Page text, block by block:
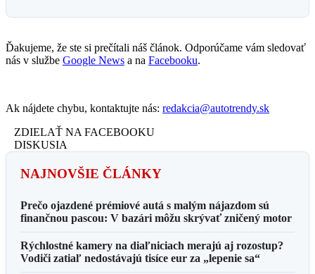
Ďakujeme, že ste si prečítali náš článok. Odporúčame vám sledovať
nás v službe Google News a na Facebooku.
Ak nájdete chybu, kontaktujte nás: redakcia@autotrendy.sk
ZDIELAŤ NA FACEBOOKU
DISKUSIA
NAJNOVŠIE ČLÁNKY
Prečo ojazdené prémiové autá s malým nájazdom sú
finančnou pascou: V bazári môžu skrývať zničený motor
Rýchlostné kamery na diaľniciach merajú aj rozostup?
Vodiči zatiaľ nedostávajú tisíce eur za „lepenie sa“